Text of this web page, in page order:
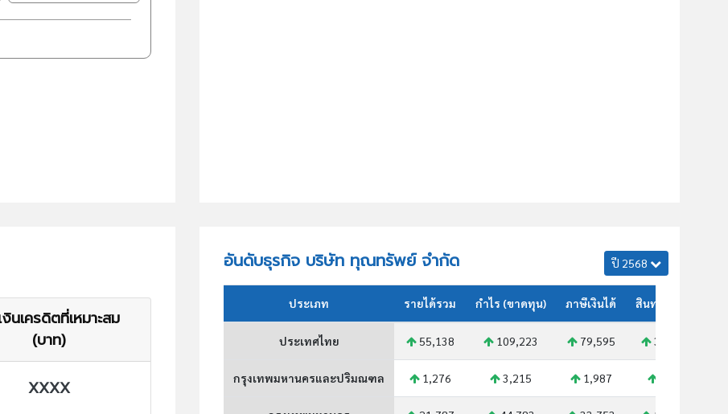
นเครดิตที่เหมาะสม
(บาท)
XXXX
อันดับธุรกิจ บริษัท ทุณทรัพย์ จำกัด ปี 2568
ประเภท รายได้รวม กำไร (ขาดทุน) ภาษีเงินได้ สินทรัพย์รวม
ประเทศไทย 55,138 109,223 79,595 353,827
กรุงเทพมหานครและปริมณฑล 1,276 3,215 1,987